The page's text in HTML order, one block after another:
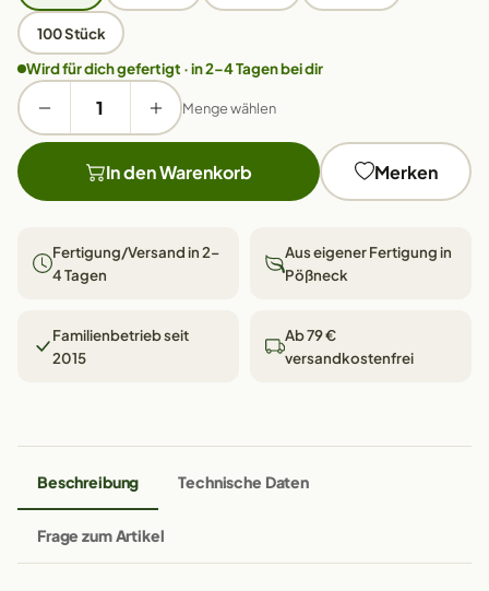
100 Stück
Wird für dich gefertigt · in 2–4 Tagen bei dir
Menge wählen
In den Warenkorb Merken
Fertigung/Versand in 2–
4 Tagen
Aus eigener Fertigung in
Pößneck
Familienbetrieb seit
2015
Ab 79 €
versandkostenfrei
Beschreibung Technische Daten
Frage zum Artikel